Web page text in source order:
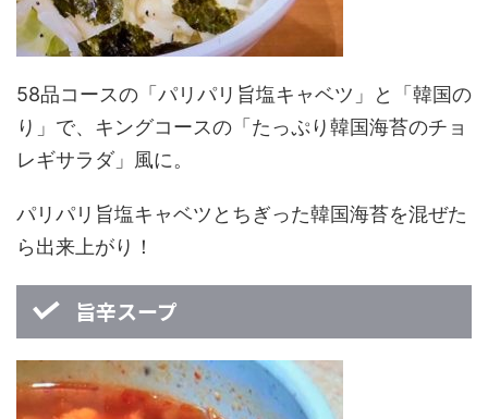
58品コースの「パリパリ旨塩キャベツ」と「韓国の
り」で、キングコースの「たっぷり韓国海苔のチョ
レギサラダ」風に。
パリパリ旨塩キャベツとちぎった韓国海苔を混ぜた
ら出来上がり！
旨辛スープ